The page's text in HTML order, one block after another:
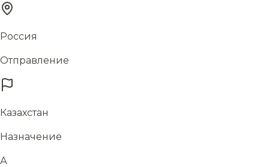
Россия
Отправление
Казахстан
Назначение
А